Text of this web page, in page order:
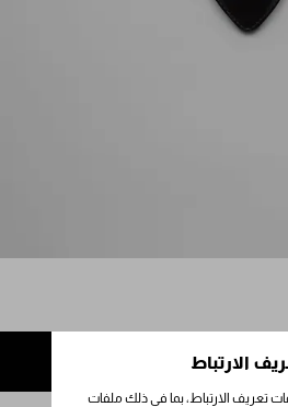
الارتباط
تعريف الارتباط، بما في ذلك ملفات
للمزيد من الصور
إلى حقيبة التسوق